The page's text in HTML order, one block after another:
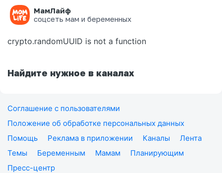
МамЛайф
соцсеть мам и беременных
Ошибка на странице
crypto.randomUUID is not a function
Найдите нужное в каналах
Соглашение с пользователями
Положение об обработке персональных данных
Помощь
Реклама в приложении Каналы
Лента
Темы
Беременным Мамам
Планирующим
Пресс-центр